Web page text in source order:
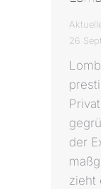
26
der
zieht